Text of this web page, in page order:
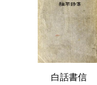
白話書信